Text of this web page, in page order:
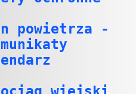
powietrza -